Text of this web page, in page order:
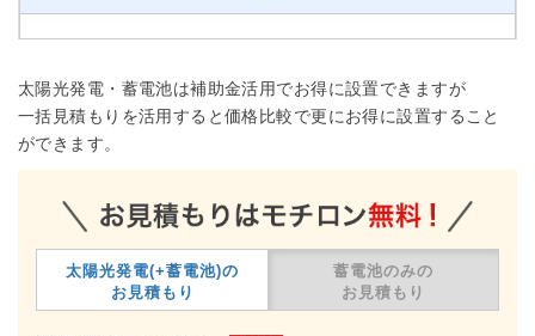
太陽光発電・蓄電池は補助金活用でお得に設置できますが
一括見積もりを活用すると価格比較で更にお得に設置すること
ができます。
太陽光発電(+蓄電池)の
お見積もり
蓄電池のみの
お見積もり